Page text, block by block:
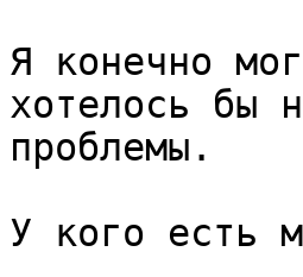
Я конечно
хотелось бы
проблемы.
У кого есть